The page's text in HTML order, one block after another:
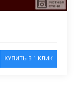
КУПИТЬ В 1 КЛИК